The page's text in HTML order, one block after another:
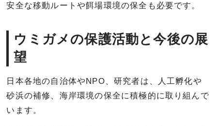
安全な移動ルートや餌場環境の保全も必要です。
ウミガメの保護活動と今後の展
望
日本各地の自治体やNPO、研究者は、人工孵化や
砂浜の補修、海岸環境の保全に積極的に取り組んで
います。